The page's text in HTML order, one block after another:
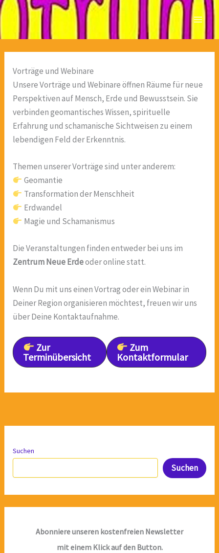
Zum
Inhalt
springen
Vorträge und Webinare
Unsere Vorträge und Webinare öffnen Räume für neue
Perspektiven auf Mensch, Erde und Bewusstsein. Sie
verbinden geomantisches Wissen, spirituelle
Erfahrung und schamanische Sichtweisen zu einem
lebendigen Feld der Erkenntnis.
Themen unserer Vorträge sind unter anderem:
Geomantie
Transformation der Menschheit
Erdwandel
Magie und Schamanismus
Die Veranstaltungen finden entweder bei uns im
Zentrum Neue Erdeoder online statt.
Wenn Du mit uns einen Vortrag oder ein Webinar in
Deiner Region organisieren möchtest, freuen wir uns
über Deine Kontaktaufnahme.
Zur
Terminübersicht
Zum
Kontaktformular
Suchen
Suchen
Abonniere unseren kostenfreien Newsletter
mit einem Klick auf den Button.